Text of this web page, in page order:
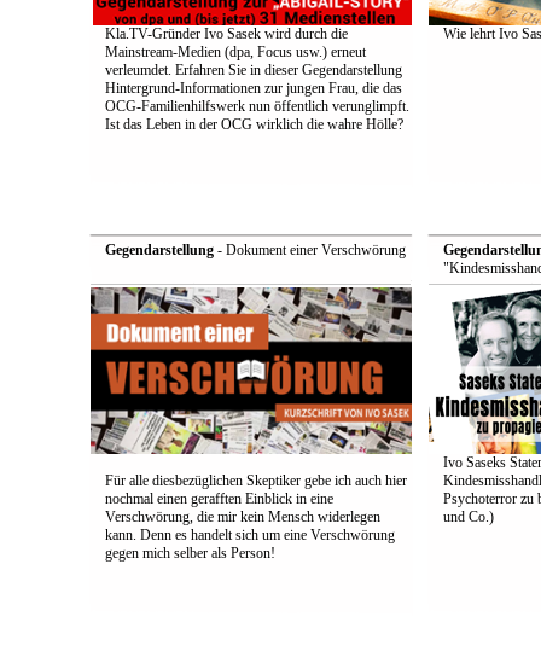
Kla.TV-Gründer Ivo Sasek wird durch die
Mainstream-Medien (dpa, Focus usw.) erneut
verleumdet. Erfahren Sie in dieser Gegendarstellung
Hintergrund-Informationen zur jungen Frau, die das
OCG-Familienhilfswerk nun öffentlich verunglimpft.
Ist das Leben in der OCG wirklich die wahre Hölle?
Wie lehrt Ivo
Gegendarstellung- Dokument einer Verschwörung
Für alle diesbezüglichen Skeptiker gebe ich auch hier
nochmal einen gerafften Einblick in eine
Verschwörung, die mir kein Mensch widerlegen
kann. Denn es handelt sich um eine Verschwörung
gegen mich selber als Person!
Ivo Saseks
Psychoterror zu
und Co.)